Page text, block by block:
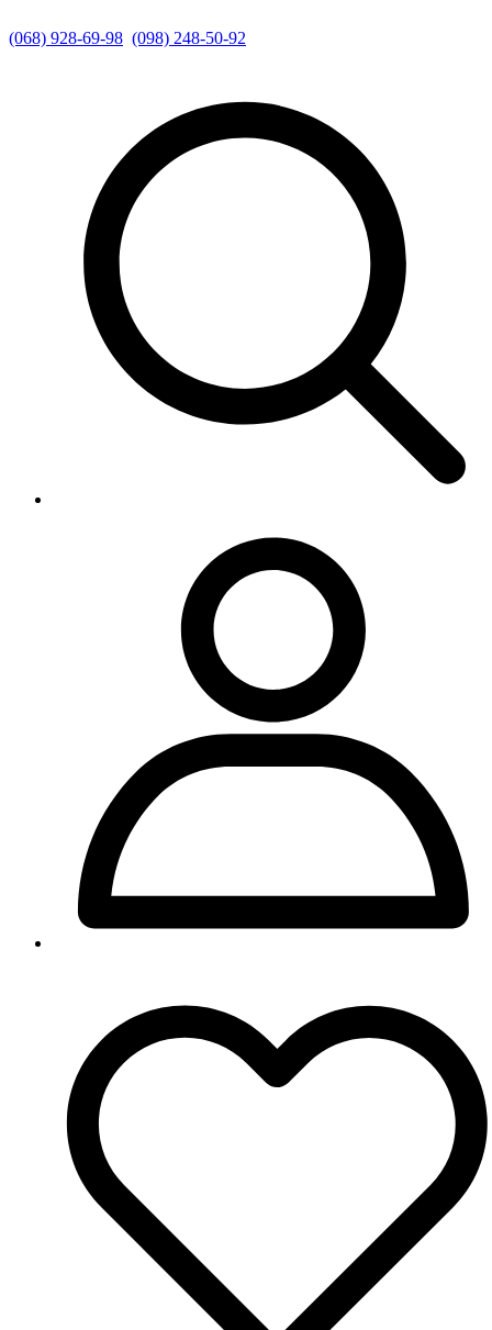
(068) 928-69-98 (098) 248-50-92